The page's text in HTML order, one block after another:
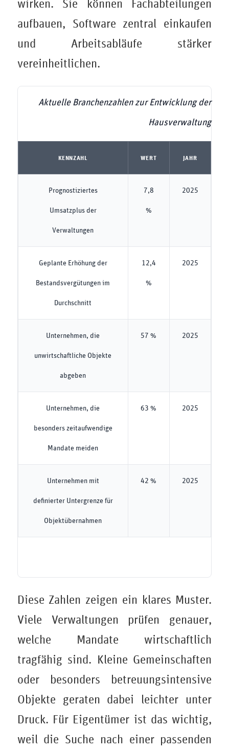
wirken. Sie können Fachabteilungen
aufbauen, Software zentral einkaufen
und Arbeitsabläufe stärker
vereinheitlichen.
Aktuelle Branchenzahlen zur Entwicklung der
Hausverwaltung
KENNZAHL WERT JAHR
Prognostiziertes
Umsatzplus der
Verwaltungen
7,8
%
2025
Geplante Erhöhung der
Bestandsvergütungen im
Durchschnitt
12,4
%
2025
Unternehmen, die
unwirtschaftliche Objekte
abgeben
57 % 2025
Unternehmen, die
besonders zeitaufwendige
Mandate meiden
63 % 2025
Unternehmen mit
definierter Untergrenze für
Objektübernahmen
42 % 2025
Diese Zahlen zeigen ein klares Muster.
Viele Verwaltungen prüfen genauer,
welche Mandate wirtschaftlich
tragfähig sind. Kleine Gemeinschaften
oder besonders betreuungsintensive
Objekte geraten dabei leichter unter
Druck. Für Eigentümer ist das wichtig,
weil die Suche nach einer passenden